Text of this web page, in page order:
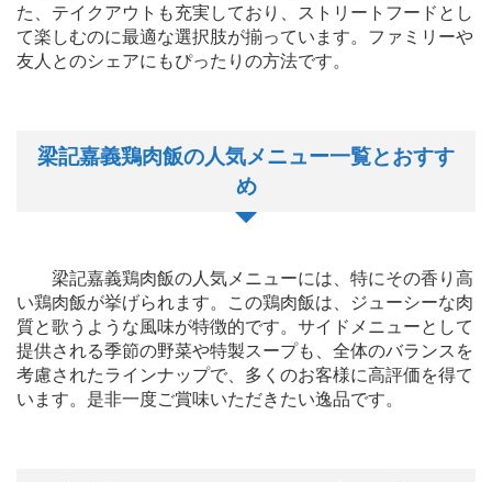
た、テイクアウトも充実しており、ストリートフードとし
て楽しむのに最適な選択肢が揃っています。ファミリーや
友人とのシェアにもぴったりの方法です。
梁記嘉義鶏肉飯の人気メニュー一覧とおすす
め
梁記嘉義鶏肉飯の人気メニューには、特にその香り高
い鶏肉飯が挙げられます。この鶏肉飯は、ジューシーな肉
質と歌うような風味が特徴的です。サイドメニューとして
提供される季節の野菜や特製スープも、全体のバランスを
考慮されたラインナップで、多くのお客様に高評価を得て
います。是非一度ご賞味いただきたい逸品です。